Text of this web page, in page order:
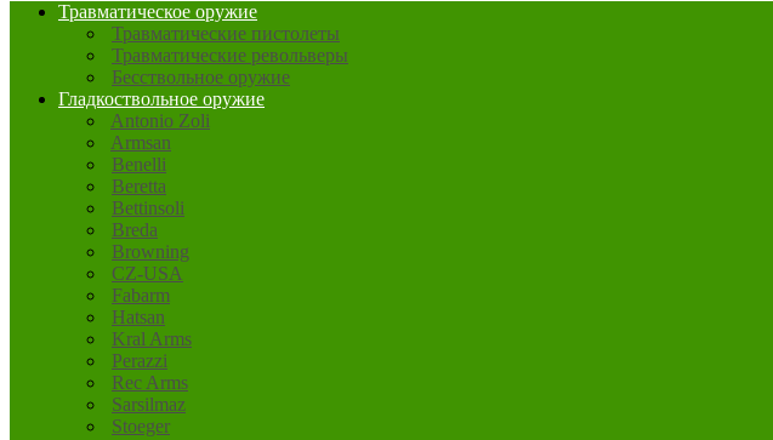
Травматическое оружие
Травматические пистолеты
Травматические револьверы
Бесствольное оружие
Гладкоствольное оружие
Antonio Zoli
Armsan
Benelli
Beretta
Bettinsoli
Breda
Browning
CZ-USA
Fabarm
Hatsan
Kral Arms
Perazzi
Rec Arms
Sarsilmaz
Stoeger